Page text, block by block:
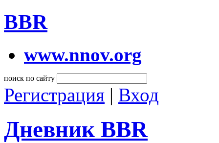
BBR
www.nnov.org
поиск по сайту
Регистрация | Вход
Дневник BBR